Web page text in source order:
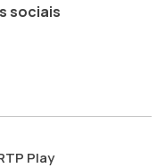
sociais
ao
Play